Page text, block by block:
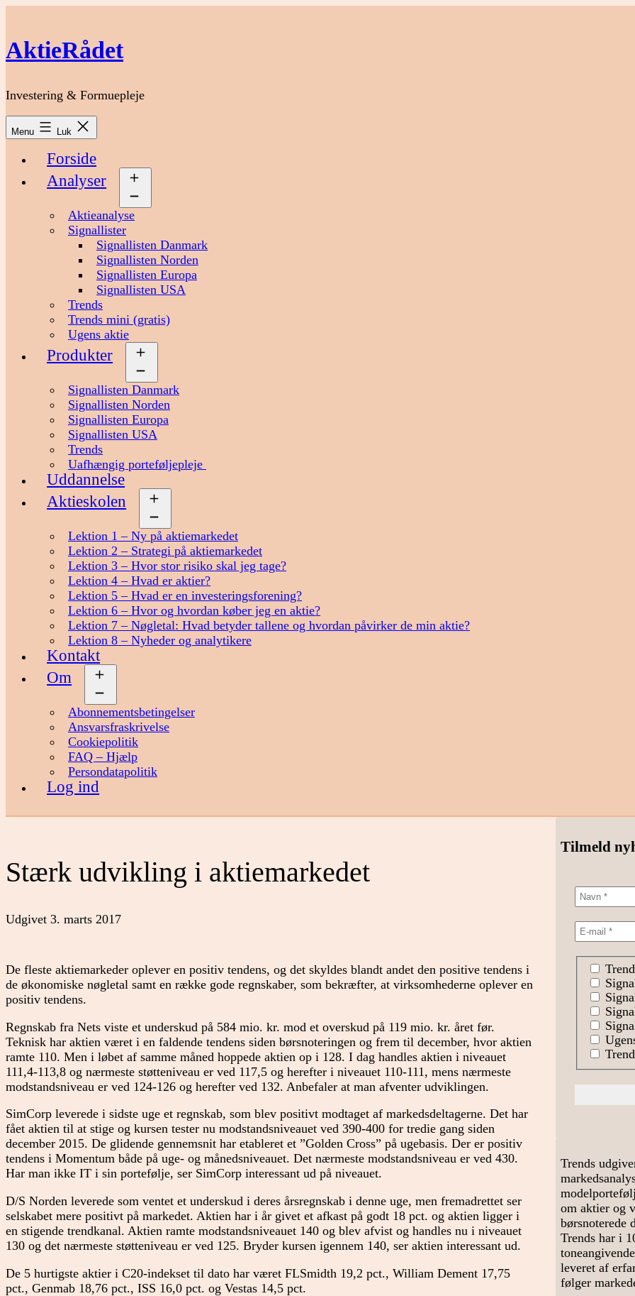
indhold
AktieRådet
Investering & Formuepleje
Menu Luk
Forside
Analyser
Aktieanalyse
Signallister
Signallisten Danmark
Signallisten Norden
Signallisten Europa
Signallisten USA
Trends
Trends mini (gratis)
Ugens aktie
Produkter
Signallisten Danmark
Signallisten Norden
Signallisten Europa
Signallisten USA
Trends
Uafhængig porteføljepleje
Uddannelse
Aktieskolen
Lektion 1 – Ny på aktiemarkedet
Lektion 2 – Strategi på aktiemarkedet
Lektion 3 – Hvor stor risiko skal jeg tage?
Lektion 4 – Hvad er aktier?
Lektion 5 – Hvad er en investeringsforening?
Lektion 6 – Hvor og hvordan køber jeg en aktie?
Lektion 7 – Nøgletal: Hvad betyder tallene og hvordan påvirker de min aktie?
Lektion 8 – Nyheder og analytikere
Kontakt
Om
Abonnementsbetingelser
Ansvarsfraskrivelse
Cookiepolitik
FAQ – Hjælp
Persondatapolitik
Log ind
Stærk udvikling i aktiemarkedet
Udgivet 3. marts 2017
De fleste aktiemarkeder oplever en positiv tendens, og det skyldes blandt andet den positive tendens i
de økonomiske nøgletal samt en række gode regnskaber, som bekræfter, at virksomhederne oplever en
positiv tendens.
Regnskab fra Nets viste et underskud på 584 mio. kr. mod et overskud på 119 mio. kr. året før.
Teknisk har aktien været i en faldende tendens siden børsnoteringen og frem til december, hvor aktien
ramte 110. Men i løbet af samme måned hoppede aktien op i 128. I dag handles aktien i niveauet
111,4-113,8 og nærmeste støtteniveau er ved 117,5 og herefter i niveauet 110-111, mens nærmeste
modstandsniveau er ved 124-126 og herefter ved 132. Anbefaler at man afventer udviklingen.
SimCorp leverede i sidste uge et regnskab, som blev positivt modtaget af markedsdeltagerne. Det har
fået aktien til at stige og kursen tester nu modstandsniveauet ved 390-400 for tredie gang siden
december 2015. De glidende gennemsnit har etableret et ”Golden Cross” på ugebasis. Der er positiv
tendens i Momentum både på uge- og månedsniveauet. Det nærmeste modstandsniveau er ved 430.
Har man ikke IT i sin portefølje, ser SimCorp interessant ud på niveauet.
D/S Norden leverede som ventet et underskud i deres årsregnskab i denne uge, men fremadrettet ser
selskabet mere positivt på markedet. Aktien har i år givet et afkast på godt 18 pct. og aktien ligger i
en stigende trendkanal. Aktien ramte modstandsniveauet 140 og blev afvist og handles nu i niveauet
130 og det nærmeste støtteniveau er ved 125. Bryder kursen igennem 140, ser aktien interessant ud.
De 5 hurtigste aktier i C20-indekset til dato har været FLSmidth 19,2 pct., William Dement 17,75
pct., Genmab 18,76 pct., ISS 16,0 pct. og Vestas 14,5 pct.
Tilmeld
Trends
om aktier og
børsnoterede
Trends har i
leveret af
følger